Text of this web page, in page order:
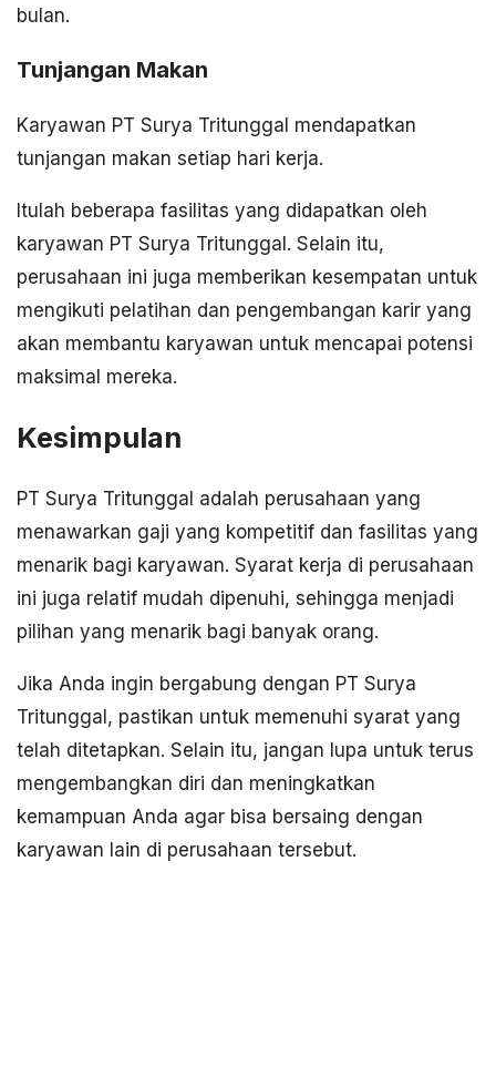
bulan.
Tunjangan Makan
Karyawan PT Surya Tritunggal mendapatkan
tunjangan makan setiap hari kerja.
Itulah beberapa fasilitas yang didapatkan oleh
karyawan PT Surya Tritunggal. Selain itu,
perusahaan ini juga memberikan kesempatan untuk
mengikuti pelatihan dan pengembangan karir yang
akan membantu karyawan untuk mencapai potensi
maksimal mereka.
Kesimpulan
PT Surya Tritunggal adalah perusahaan yang
menawarkan gaji yang kompetitif dan fasilitas yang
menarik bagi karyawan. Syarat kerja di perusahaan
ini juga relatif mudah dipenuhi, sehingga menjadi
pilihan yang menarik bagi banyak orang.
Jika Anda ingin bergabung dengan PT Surya
Tritunggal, pastikan untuk memenuhi syarat yang
telah ditetapkan. Selain itu, jangan lupa untuk terus
mengembangkan diri dan meningkatkan
kemampuan Anda agar bisa bersaing dengan
karyawan lain di perusahaan tersebut.